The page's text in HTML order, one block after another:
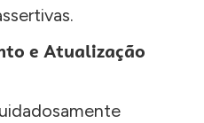
e Atualização